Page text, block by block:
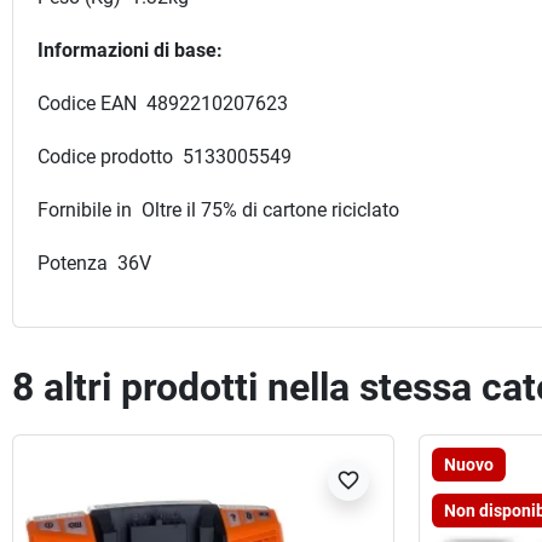
Informazioni di base:
Codice EAN 4892210207623
Codice prodotto 5133005549
Fornibile in Oltre il 75% di cartone riciclato
Potenza 36V
8 altri prodotti nella stessa
favorite_border
Nuovo
Non